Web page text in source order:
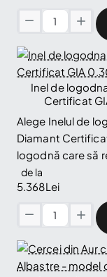
logodna
din
Negru
0.10ct
-
0.15ct
-
Inel de
Certificat
Alege Inelul de
Diamant
logodnă care să
de la
5.368Lei
logodna
din